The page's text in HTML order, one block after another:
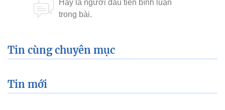
Tin cùng chuyên mục
Tin mới